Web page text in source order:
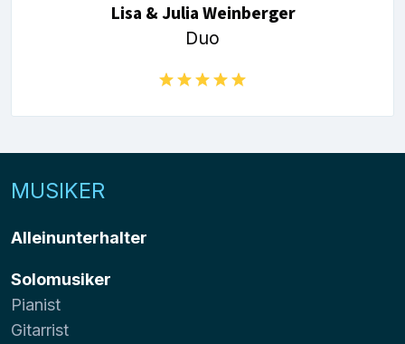
Lisa & Julia Weinberger
Duo
MUSIKER
Alleinunterhalter
Solomusiker
Pianist
Gitarrist